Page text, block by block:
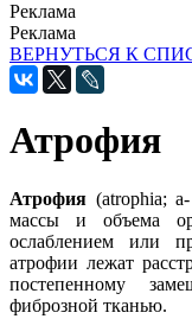
Реклама
Реклама
ВЕРНУТЬСЯ К
Атрофия
Атрофия (atrophia;
массы и объема
ослаблением или
атрофии лежат
постепенному
фиброзной тканью.